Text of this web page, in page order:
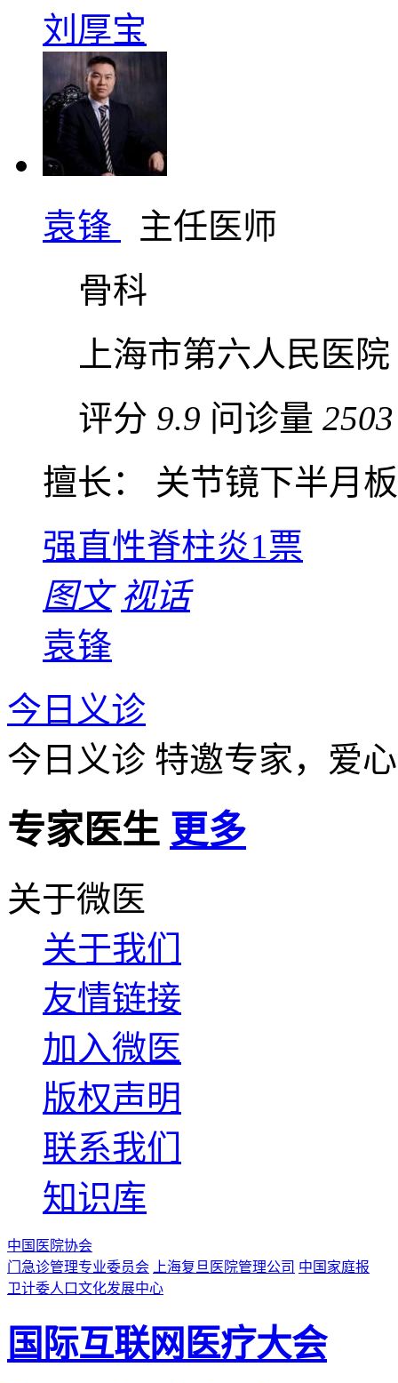
刘厚宝
袁锋
主任医师
骨科
上海市第六人民医院
评分 9.9 问诊量 2503
擅长： 关节镜下半月
强直性脊柱炎1票
图文 视话
袁锋
今日义诊
今日义诊 特邀专家，爱
专家医生 更多
关于微医
关于我们
友情链接
加入微医
版权声明
联系我们
知识库
中国医院协会
门急诊管理专业委员会 上海复旦医院管理公司 中国家庭报
卫计委人口文化发展中心
国际互联网医疗大会